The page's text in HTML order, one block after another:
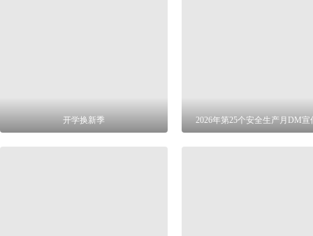
开学换新季 2026年第25个安全生产月DM宣